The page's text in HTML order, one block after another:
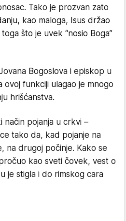
Tako je prozvan zato
kao maloga, Isus držao
što je uvek “nosio Boga”
Bogoslova i episkop u
ovoj funkciji ulagao je mnogo
hrišćanstva.
način pojanja u crkvi –
tako da, kad pojanje na
na drugoj počinje. Kako se
kao sveti čovek, vest o
je stigla i do rimskog cara